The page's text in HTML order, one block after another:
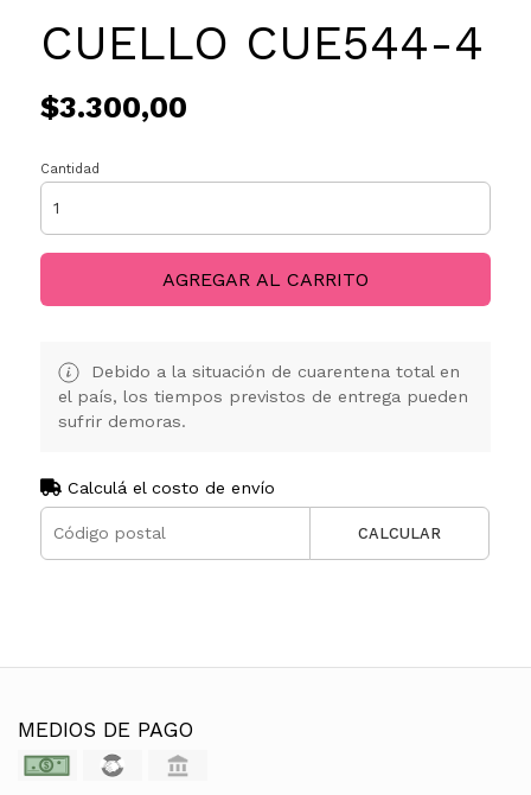
CUELLO CUE544-4
$3.300,00
Cantidad
AGREGAR AL CARRITO
Debido a la situación de cuarentena total en
el país, los tiempos previstos de entrega pueden
sufrir demoras.
Calculá el costo de envío
CALCULAR
MEDIOS DE PAGO